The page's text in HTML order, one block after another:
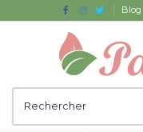
Blog